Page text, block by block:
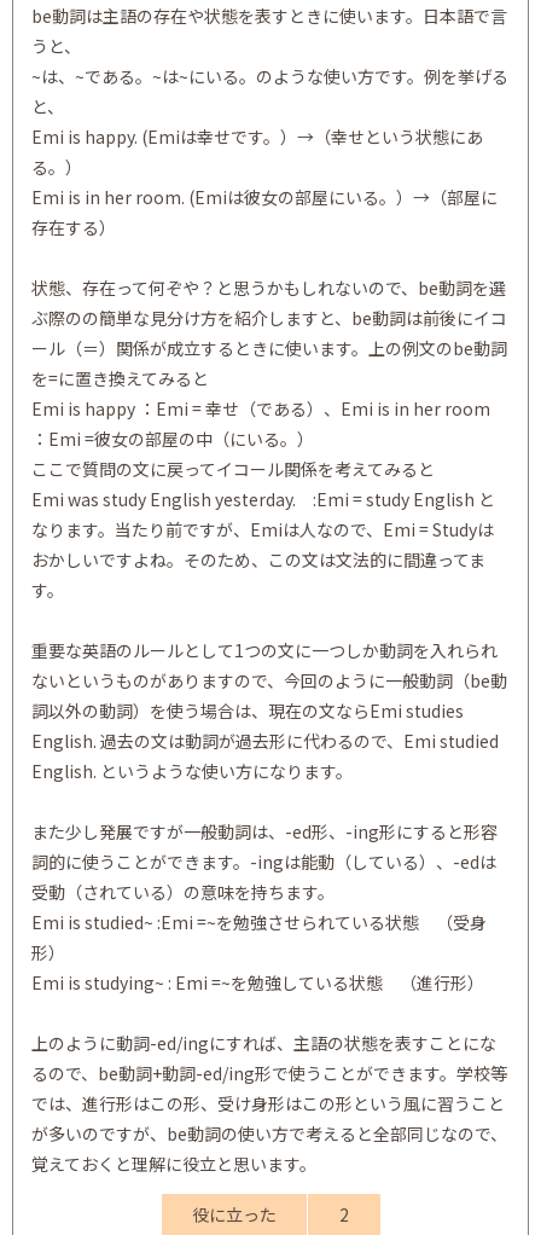
be動詞は主語の存在や状態を表すときに使います。日本語で言
うと、
~は、~である。~は~にいる。のような使い方です。例を挙げる
と、
Emi is happy. (Emiは幸せです。）→（幸せという状態にあ
る。）
Emi is in her room. (Emiは彼女の部屋にいる。）→（部屋に
存在する）
状態、存在って何ぞや？と思うかもしれないので、be動詞を選
ぶ際のの簡単な見分け方を紹介しますと、be動詞は前後にイコ
ール（＝）関係が成立するときに使います。上の例文のbe動詞
を=に置き換えてみると
Emi is happy ：Emi = 幸せ（である）、Emi is in her room
：Emi =彼女の部屋の中（にいる。）
ここで質問の文に戻ってイコール関係を考えてみると
Emi was study English yesterday. :Emi = study English と
なります。当たり前ですが、Emiは人なので、Emi = Studyは
おかしいですよね。そのため、この文は文法的に間違ってま
す。
重要な英語のルールとして1つの文に一つしか動詞を入れられ
ないというものがありますので、今回のように一般動詞（be動
詞以外の動詞）を使う場合は、現在の文ならEmi studies
English. 過去の文は動詞が過去形に代わるので、Emi studied
English. というような使い方になります。
また少し発展ですが一般動詞は、-ed形、-ing形にすると形容
詞的に使うことができます。-ingは能動（している）、-edは
受動（されている）の意味を持ちます。
Emi is studied~ :Emi =~を勉強させられている状態 （受身
形）
Emi is studying~ : Emi =~を勉強している状態 （進行形）
上のように動詞-ed/ingにすれば、主語の状態を表すことにな
るので、be動詞+動詞-ed/ing形で使うことができます。学校等
では、進行形はこの形、受け身形はこの形という風に習うこと
が多いのですが、be動詞の使い方で考えると全部同じなので、
覚えておくと理解に役立と思います。
役に立った 2